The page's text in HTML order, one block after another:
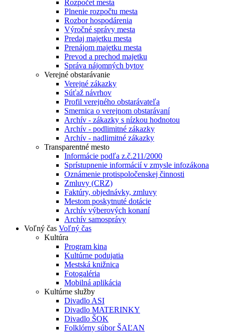
Rozpočet mesta
Plnenie rozpočtu mesta
Rozbor hospodárenia
Výročné správy mesta
Predaj majetku mesta
Prenájom majetku mesta
Prevod a prechod majetku
Správa nájomných bytov
Verejné obstarávanie
Verejné zákazky
Súťaž návrhov
Profil verejného obstarávateľa
Smernica o verejnom obstarávaní
Archív - zákazky s nízkou hodnotou
Archív - podlimitné zákazky
Archív - nadlimitné zákazky
Transparentné mesto
Informácie podľa z.č.211/2000
Sprístupnenie informácií v zmysle infozákona
Oznámenie protispoločenskej činnosti
Zmluvy (CRZ)
Faktúry, objednávky, zmluvy
Mestom poskytnuté dotácie
Archív výberových konaní
Archív samosprávy
Voľný čas Voľný čas
Kultúra
Program kina
Kultúrne podujatia
Mestská knižnica
Fotogaléria
Mobilná aplikácia
Kultúrne služby
Divadlo ASI
Divadlo MATERINKY
Divadlo ŠOK
Folklórny súbor ŠAĽAN